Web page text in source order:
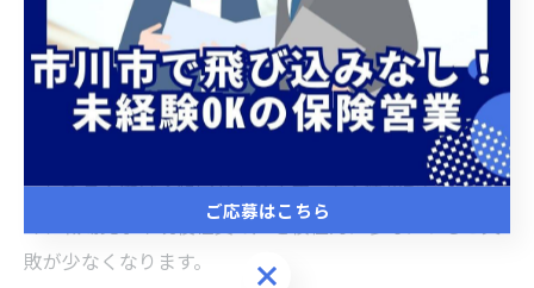
選び方のポイントとして、研修制度や女性専用のサポー
ト体制が整っているか、子育て支援制度があるかもチェ
ックしましょう。実際に、女性の先輩社員が多く活躍し
ている職場や、育休・産休の取得実績がある企業は、安
心して長く働ける傾向があります。求人情報だけでな
く、職場見学や現役社員の声を積極的に参考にすると失
敗が少なくなります。
ご応募はこちら
ご応募はこちら